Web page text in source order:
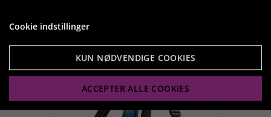
Cookie indstillinger
KUN NØDVENDIGE COOKIES
ACCEPTER ALLE COOKIES